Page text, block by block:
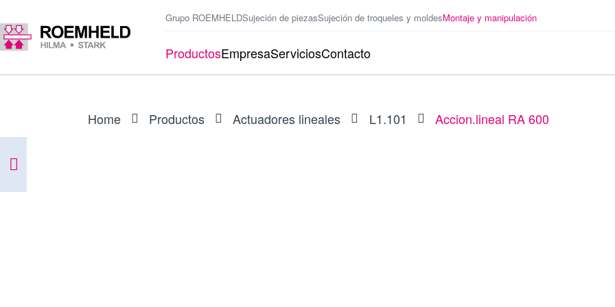
Grupo ROEMHELDSujeción de piezasSujeción de troqueles y moldesMontaje y manipulación
ProductosEmpresaServiciosContacto
Home Productos Actuadores lineales L1.101 Accion.lineal RA 600